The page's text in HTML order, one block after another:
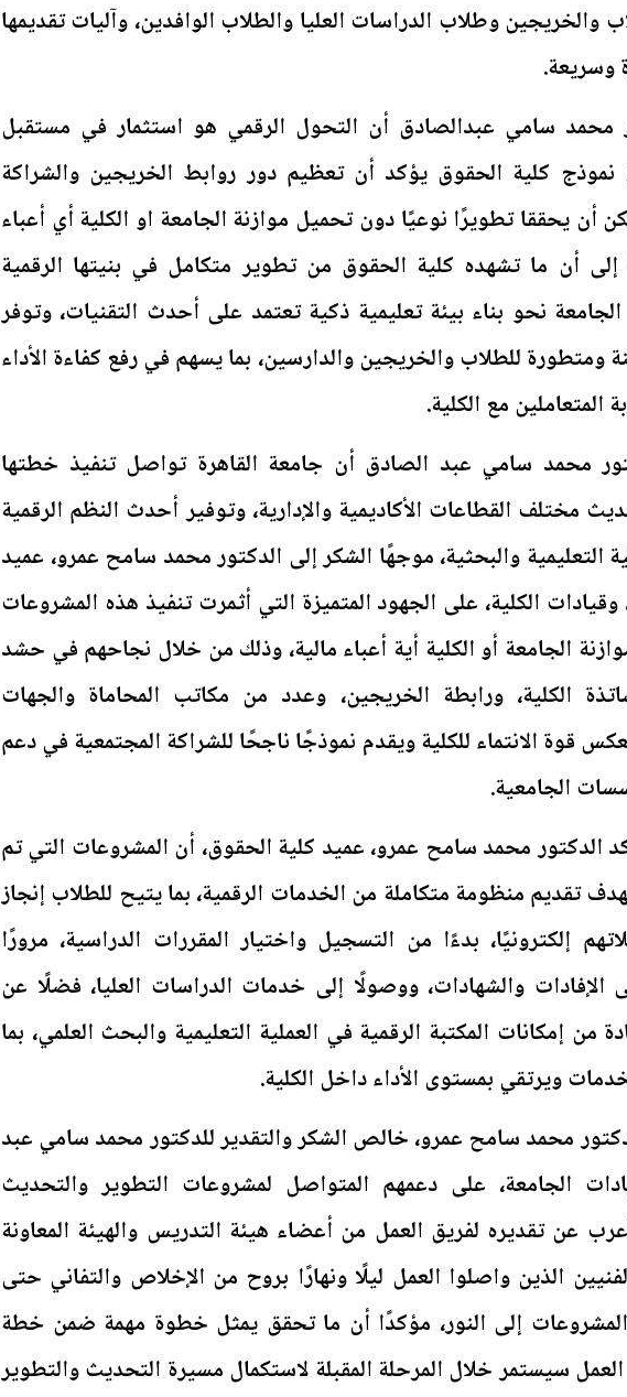
والخريجين وطلاب الدراسات العليا والطلاب الوافدين، وآليات تقديمها
وسريعة.
محمد سامي عبدالصادق أن التحول الرقمي هو استثمار في مستقبل
نموذج كلية الحقوق يؤكد أن تعظيم دور روابط الخريجين والشراكة
أن يحققا تطويرًا نوعيًا دون تحميل موازنة الجامعة او الكلية أي أعباء
إلى أن ما تشهده كلية الحقوق من تطوير متكامل في بنيتها الرقمية
نحو بناء بيئة تعليمية ذكية تعتمد على أحدث التقنيات، وتوفر
ومتطورة للطلاب والخريجين والدارسين، بما يسهم في رفع كفاءة الأداء
مع الكلية.
محمد سامي عبد الصادق أن جامعة القاهرة تواصل تنفيذ خطتها
مختلف القطاعات الأكاديمية والإدارية، وتوفير أحدث النظم الرقمية
التعليمية والبحثية، موجهًا الشكر إلى الدكتور محمد سامح عمرو، عميد
الكلية، على الجهود المتميزة التي أثمرت تنفيذ هذه المشروعات
الجامعة أو الكلية أية أعباء مالية، وذلك من خلال نجاحهم في حشد
الكلية، ورابطة الخريجين، وعدد من مكاتب المحاماة والجهات
قوة الانتماء للكلية ويقدم نموذجًا ناجحًا للشراكة المجتمعية في دعم
الجامعية.
الدكتور محمد سامح عمرو، عميد كلية الحقوق، أن المشروعات التي تم
تقديم منظومة متكاملة من الخدمات الرقمية، بما يتيح للطلاب إنجاز
إلكترونيًا، بدءًا من التسجيل واختيار المقررات الدراسية، مرورًا
والشهادات، ووصولًا إلى خدمات الدراسات العليا، فضلًا عن
من إمكانات المكتبة الرقمية في العملية التعليمية والبحث العلمي، بما
ويرتقي بمستوى الأداء داخل الكلية.
محمد سامح عمرو، خالص الشكر والتقدير للدكتور محمد سامي عبد
الجامعة، على دعمهم المتواصل لمشروعات التطوير والتحديث
أعرب عن تقديره لفريق العمل من أعضاء هيئة التدريس والهيئة المعاونة
الذين واصلوا العمل ليلًا ونهارًا بروح من الإخلاص والتفاني حتى
إلى النور، مؤكدًا أن ما تحقق يمثل خطوة مهمة ضمن خطة
العمل سيستمر خلال المرحلة المقبلة لاستكمال مسيرة التحديث والتطوير